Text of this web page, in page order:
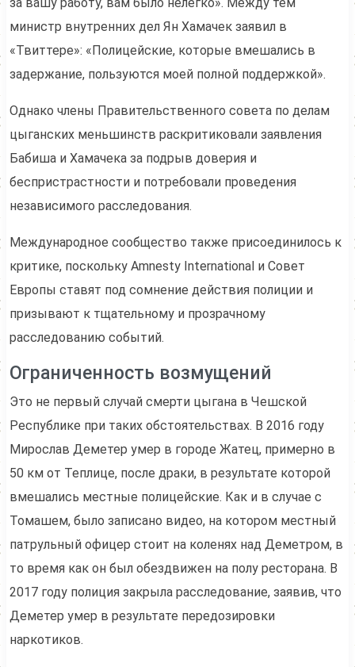
министр внутренних дел Ян Хамачек заявил в
«Твиттере»: «Полицейские, которые вмешались в
задержание, пользуются моей полной поддержкой».
Однако члены Правительственного совета по делам
цыганских меньшинств раскритиковали заявления
Бабиша и Хамачека за подрыв доверия и
беспристрастности и потребовали проведения
независимого расследования.
Международное сообщество также присоединилось к
критике, поскольку Amnesty International и Совет
Европы ставят под сомнение действия полиции и
призывают к тщательному и прозрачному
расследованию событий.
Ограниченность возмущений
Это не первый случай смерти цыгана в Чешской
Республике при таких обстоятельствах. В 2016 году
Мирослав Деметер умер в городе Жатец, примерно в
50 км от Теплице, после драки, в результате которой
вмешались местные полицейские. Как и в случае с
Томашем, было записано видео, на котором местный
патрульный офицер стоит на коленях над Деметром, в
то время как он был обездвижен на полу ресторана. В
2017 году полиция закрыла расследование, заявив, что
Деметер умер в результате передозировки
наркотиков.